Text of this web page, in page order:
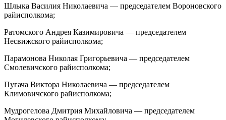
Шлыка Василия Николаевича — председателем Вороновского
райисполкома;
Ратомского Андрея Казимировича — председателем
Несвижского райисполкома;
Парамонова Николая Григорьевича — председателем
Смолевичского райисполкома;
Пугача Виктора Николаевича — председателем
Климовичского райисполкома;
Мудрогелова Дмитрия Михайловича — председателем